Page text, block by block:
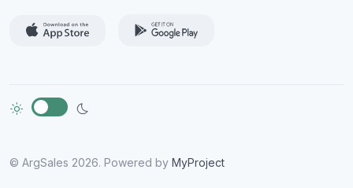
© ArgSales 2026. Powered by MyProject